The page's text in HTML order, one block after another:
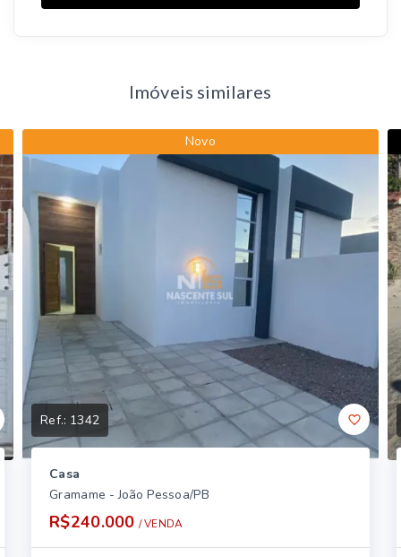
Imóveis similares
Novo
Ref.: 1342
Casa
Gramame - João Pessoa/PB
R$240.000 / VENDA